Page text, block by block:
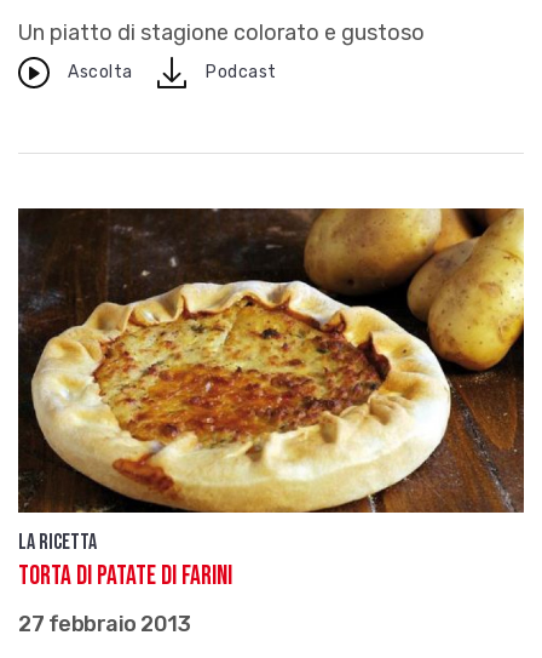
Un piatto di stagione colorato e gustoso
Ascolta downloadPodcast
La ricetta
Torta di patate di Farini
27 febbraio 2013